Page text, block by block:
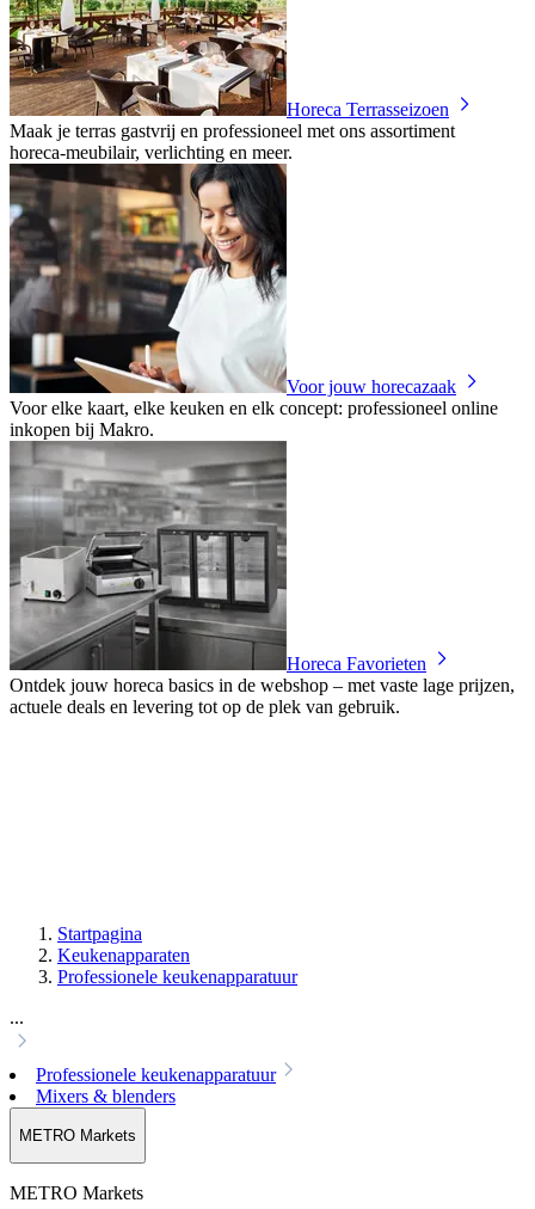
Horeca Terrasseizoen
Maak je terras gastvrij en professioneel met ons assortiment
horeca‑meubilair, verlichting en meer.
Voor jouw horecazaak
Voor elke kaart, elke keuken en elk concept: professioneel online
inkopen bij Makro.
Horeca Favorieten
Ontdek jouw horeca basics in de webshop – met vaste lage prijzen,
actuele deals en levering tot op de plek van gebruik.
Startpagina
Keukenapparaten
Professionele keukenapparatuur
...
Professionele keukenapparatuur
Mixers & blenders
METRO Markets
METRO Markets